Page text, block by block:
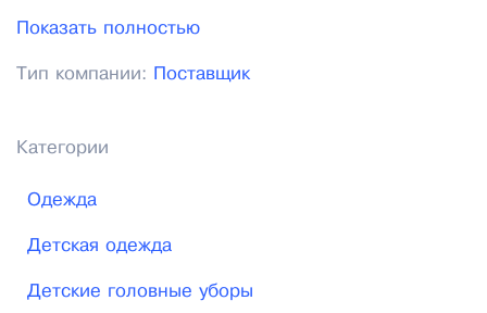
трикотажные и вязаные – самые разнообразные
представлены на страницах сайта. Компания
оптом, меховые наушники для детей, джинсовые
бейсболки и кепки, панамки, челентанки, шляпы
федора, банданы, косынки, повязки.
Показать полностью
Тип компании: Поставщик
Категории
Одежда
Детская одежда
Детские головные уборы